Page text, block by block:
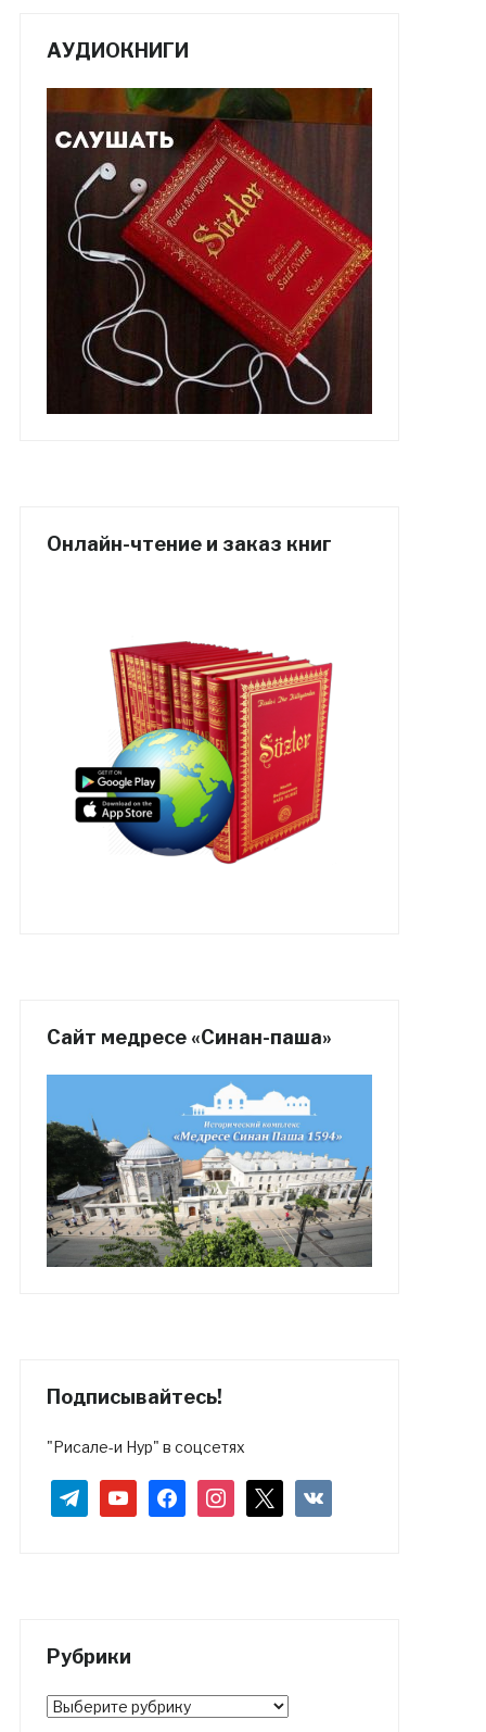
АУДИОКНИГИ
Онлайн-чтение и заказ книг
Сайт медресе «Синан-паша»
Подписывайтесь!
"Рисале-и Нур" в соцсетях
telegramyoutubefacebookinstagram vkontakte
Рубрики
Рубрики